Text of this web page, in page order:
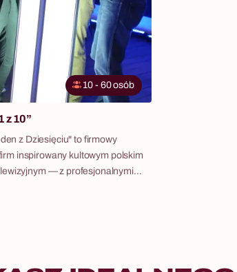
10 - 60 osób
z 10”
z Dziesięciu" to firmowy
inspirowany kultowym polskim
— z profesjonalnymi
publiczność na widowni —